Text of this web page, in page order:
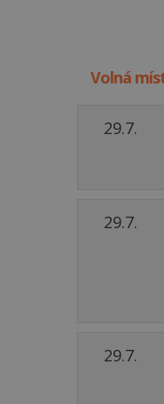
Volná
29.7.
29.7.
29.7.